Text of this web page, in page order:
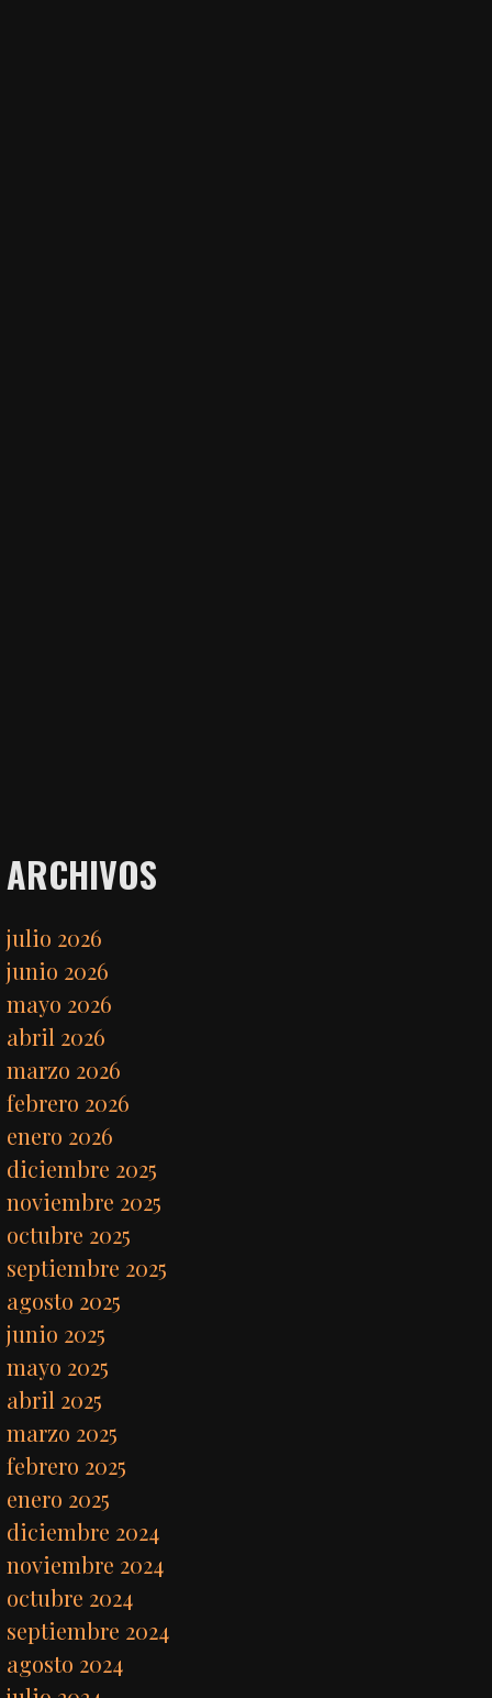
ARCHIVOS
julio 2026
junio 2026
mayo 2026
abril 2026
marzo 2026
febrero 2026
enero 2026
diciembre 2025
noviembre 2025
octubre 2025
septiembre 2025
agosto 2025
junio 2025
mayo 2025
abril 2025
marzo 2025
febrero 2025
enero 2025
diciembre 2024
noviembre 2024
octubre 2024
septiembre 2024
agosto 2024